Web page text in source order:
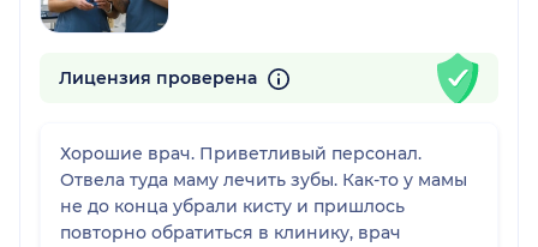
Лицензия проверена
Хорошие врач. Приветливый персонал.
Отвела туда маму лечить зубы. Как-то у мамы
не до конца убрали кисту и пришлось
повторно обратиться в клинику, врач